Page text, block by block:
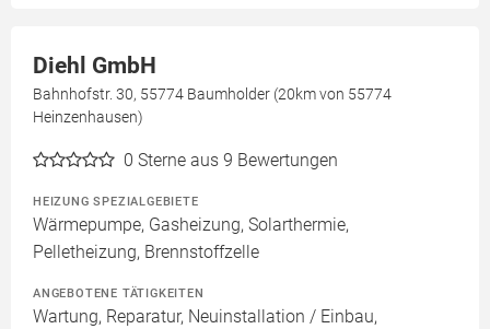
Diehl GmbH
Bahnhofstr. 30, 55774 Baumholder (20km von 55774
Heinzenhausen)
0 Sterne aus 9 Bewertungen
HEIZUNG SPEZIALGEBIETE
Wärmepumpe, Gasheizung, Solarthermie,
Pelletheizung, Brennstoffzelle
ANGEBOTENE TÄTIGKEITEN
Wartung, Reparatur, Neuinstallation / Einbau,